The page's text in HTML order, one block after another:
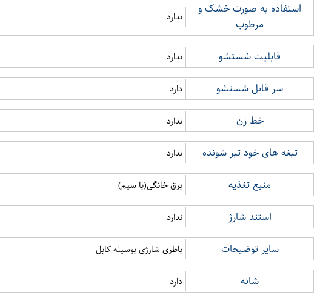
استفاده به صورت خشک و
مرطوب
ندارد
قابلیت شستشو ندارد
سر قابل شستشو دارد
خط زن ندارد
تیغه های خود تیز شونده ندارد
منبع تغذیه برق خانگی(با سیم)
استند شارژ ندارد
سایر توضیحات باطری شارژی بوسیله کابل
شانه دارد